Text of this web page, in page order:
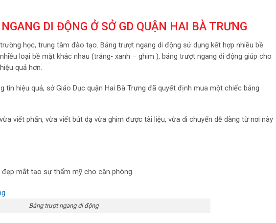
DI ĐỘNG Ở SỞ GD QUẬN HAI BÀ TRƯNG
học, trung tâm đào tạo. Bảng trượt ngang di động sử dụng kết hợp nhiều bề
loại bề mặt khác nhau (trắng- xanh – ghim ), bảng trượt ngang di động giúp cho
quả hơn.
hiệu quả, sở Giáo Dục quận Hai Bà Trưng đã quyết định mua một chiếc bảng
viết phấn, vừa viết bút dạ vừa ghim được tài liệu, vừa di chuyển dễ dàng từ nơi này
mắt tạo sự thẩm mỹ cho căn phòng.
Bảng trượt ngang di động